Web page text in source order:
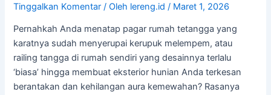
Tinggalkan Komentar / Oleh lereng.id/ Maret 1, 2026
Pernahkah Anda menatap pagar rumah tetangga yang
karatnya sudah menyerupai kerupuk melempem, atau
railing tangga di rumah sendiri yang desainnya terlalu
‘biasa’ hingga membuat eksterior hunian Anda terkesan
berantakan dan kehilangan aura kemewahan? Rasanya